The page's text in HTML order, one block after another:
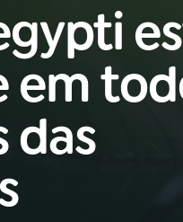
em
das